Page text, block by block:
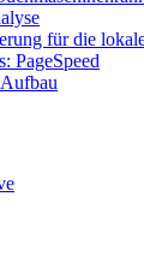
für die
PageSpeed